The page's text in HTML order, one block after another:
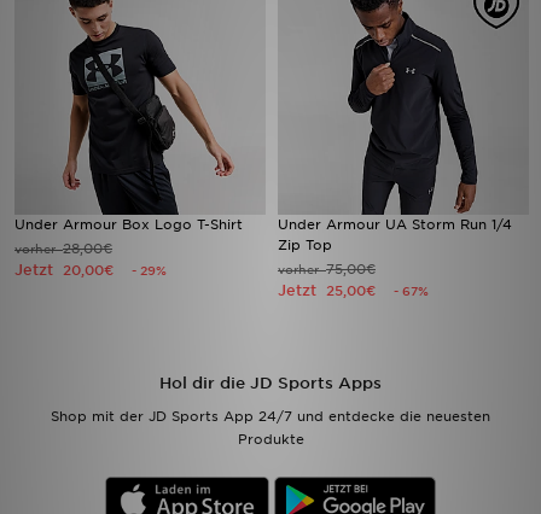
Under Armour Box Logo T-Shirt
vorher28,00€
Jetzt 20,00€ - 29%
Under Armour UA Storm Run 1/4
Zip Top
vorher75,00€
Jetzt 25,00€ - 67%
Hol dir die JD Sports Apps
Shop mit der JD Sports App 24/7 und entdecke die neuesten
Produkte